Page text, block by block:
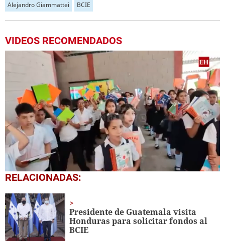
Alejandro Giammattei BCIE
VIDEOS RECOMENDADOS
0
seconds
1
minute,
56
seconds
RELACIONADAS:
Presidente de Guatemala visita
Honduras para solicitar fondos al
BCIE